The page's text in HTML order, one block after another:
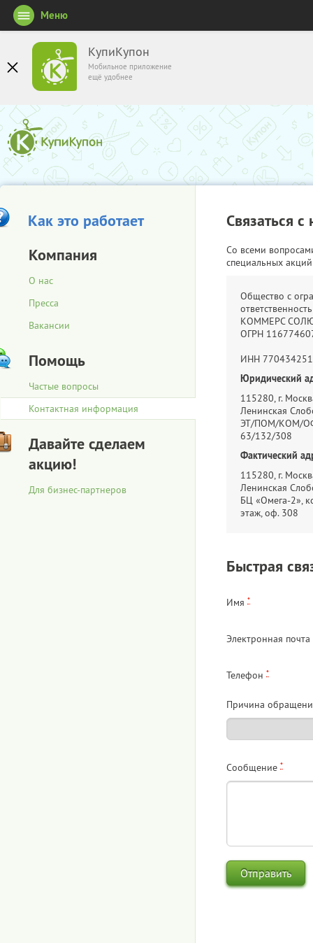
КупиКупон
Мобильное приложение
ещё удобнее
Меню
Как это работает
Компания
О нас
Пресса
Вакансии
Помощь
Частые вопросы
Контактная информация
Давайте сделаем
акцию!
Для бизнес-партнеров
Связаться с
Со всеми
специальных
Общество с
КОММЕРС
ОГРН
ИНН
Юридический
115280, г.
Ленинская
ЭТ/ПОМ/КОМ/
63/132/308
Фактический
115280, г.
Ленинская
БЦ «Омега-2»,
этаж, оф. 308
Быстрая
*
Имя
Электронная почта
*
Телефон
Причина
*
Сообщение